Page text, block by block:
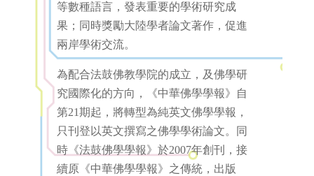
等數種語言，發表重要的學術研究成
果；同時獎勵大陸學者論文著作，促進
兩岸學術交流。
為配合法鼓佛教學院的成立，及佛學研
究國際化的方向，《中華佛學學報》自
第21期起，將轉型為純英文佛學學報，
只刊登以英文撰寫之佛學學術論文。同
時《法鼓佛學學報》於2007年創刊，接
續原《中華佛學學報》之傳統，出版